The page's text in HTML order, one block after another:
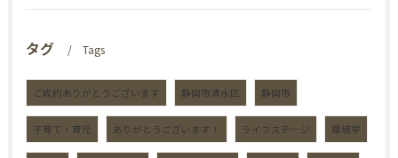
タグ Tags
ご成約ありがとうございます 静岡市清水区 静岡市
子育て・育児 ありがとうございます！ ライフステージ 環境学